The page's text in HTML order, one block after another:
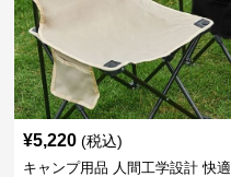
¥5,220 (税込)
キャンプ用品 人間工学設計 快適